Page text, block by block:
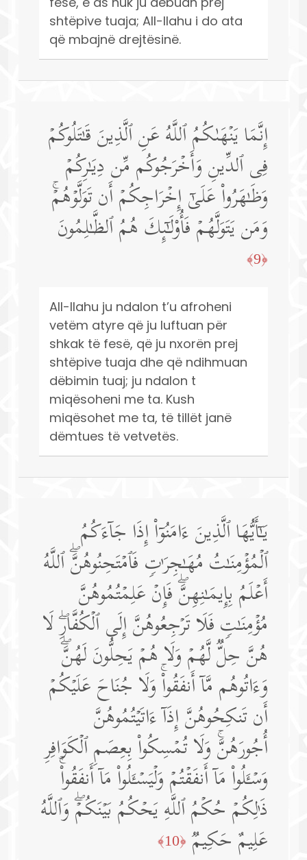
shtëpive tuaja; All-llahu i do ata
që mbajnë drejtësinë.
إِنَّمَا یَنۡهَىٰكُمُ ٱللَّهُ عَنِ ٱلَّذِینَ قَـٰتَلُوكُمۡ
فِی ٱلدِّینِ وَأَخۡرَجُوكُم مِّن دِیَـٰرِكُمۡ
وَظَـٰهَرُوا۟ عَلَىٰۤ إِخۡرَاجِكُمۡ أَن تَوَلَّوۡهُمۡۚ
وَمَن یَتَوَلَّهُمۡ فَأُو۟لَـٰۤىِٕكَ هُمُ ٱلظَّـٰلِمُونَ
﴿9﴾
All-llahu ju ndalon t’u afroheni
vetëm atyre që ju luftuan për
shkak të fesë, që ju nxorën prej
shtëpive tuaja dhe që ndihmuan
dëbimin tuaj; ju ndalon t
miqësoheni me ta. Kush
miqësohet me ta, të tillët janë
dëmtues të vetvetës.
یَـٰۤأَیُّهَا ٱلَّذِینَ ءَامَنُوۤا۟ إِذَا جَاۤءَكُمُ
ٱلۡمُؤۡمِنَـٰتُ مُهَـٰجِرَ ٰ⁠تࣲ فَٱمۡتَحِنُوهُنَّۖ ٱللَّهُ
أَعۡلَمُ بِإِیمَـٰنِهِنَّۖ فَإِنۡ عَلِمۡتُمُوهُنَّ
مُؤۡمِنَـٰتࣲ فَلَا تَرۡجِعُوهُنَّ إِلَى ٱلۡكُفَّارِۖ لَا
هُنَّ حِلࣱّ لَّهُمۡ وَلَا هُمۡ یَحِلُّونَ لَهُنَّۖ
وَءَاتُوهُم مَّاۤ أَنفَقُوا۟ۚ وَلَا جُنَاحَ عَلَیۡكُمۡ
أَن تَنكِحُوهُنَّ إِذَاۤ ءَاتَیۡتُمُوهُنَّ
أُجُورَهُنَّۚ وَلَا تُمۡسِكُوا۟ بِعِصَمِ ٱلۡكَوَافِرِ
وَسۡـَٔلُوا۟ مَاۤ أَنفَقۡتُمۡ وَلۡیَسۡـَٔلُوا۟ مَاۤ أَنفَقُوا۟ۚ
ذَ ٰ⁠لِكُمۡ حُكۡمُ ٱللَّهِ یَحۡكُمُ بَیۡنَكُمۡۖ وَٱللَّهُ
عَلِیمٌ حَكِیمࣱ ﴿10﴾